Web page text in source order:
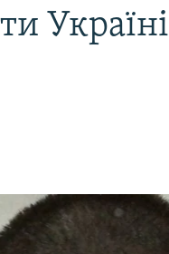
Україні